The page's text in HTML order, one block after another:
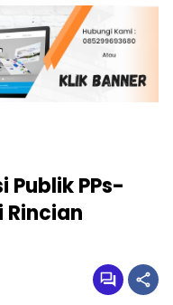
Publik PPs-
Rincian